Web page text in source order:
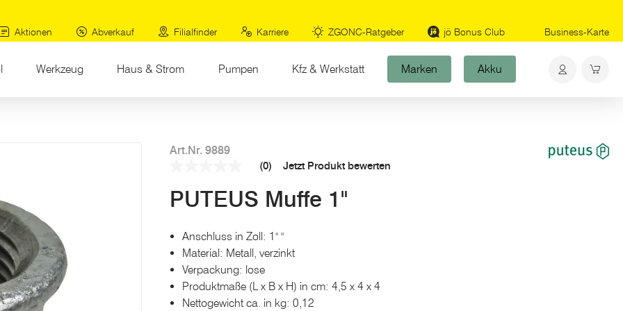
Aktionen
Abverkauf Filialfinder Karriere ZGONC-Ratgeber jö Bonus Club Business-Karte
Werkzeug Haus & Strom Pumpen Kfz & Werkstatt Marken Akku
Art.Nr. 9889
Link
auf
(0) Jetzt Produkt bewerten
PUTEUS Muffe 1"
Anschluss in Zoll: 1" "
Material: Metall, verzinkt
Verpackung: lose
Produktmaße (L x B x H) in cm: 4,5 x 4 x 4
Nettogewicht ca. in kg: 0,12